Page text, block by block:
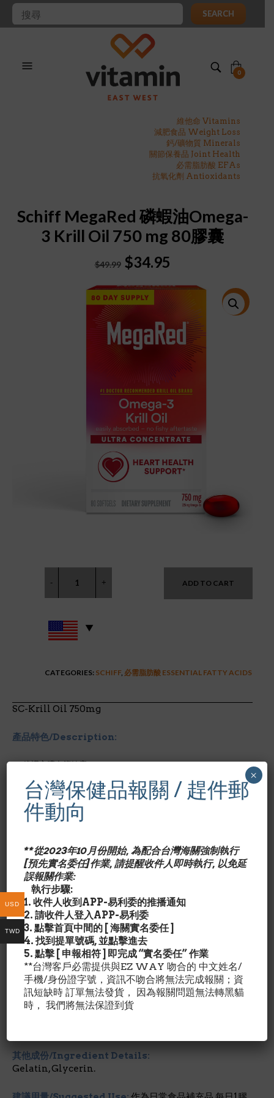
SEARCH
0
維他命 Vitamins
減肥食品 Weight Loss
鈣/礦物質 Minerals
關節保養品 Joint Health
必需脂肪酸 EFAs
抗氧化劑 Antioxidants
Schiff MegaRed 磷蝦油Omega-
3 Krill Oil 750 mg 80膠囊
$49.99 Original
was:
$49.99.
$34.95
is:
$34.95.
特價!
ADD TO CART
CATEGORIES: SCHIFF, 必需脂肪酸 ESSENTIAL FATTY ACIDS
SC-Krill Oil 750mg
產品特色/Description:
維護心臟血管健康
強效抗氧化物
不含魚腥味
100%取自南極磷蝦油， 含豐富Omega－3脂肪酸DHA及
*註：對蝦殼類敏感者，請先經醫療專業人員同意後使用
成份含量/Nutrition Facts:
每1膠囊劑量/占成人每日所需營養%
磷蝦油Krill Oil 750 mg *
Omega-3 Fatty Acids 225 mg *
EPA (eicosapentaenoic acid) + DHA
(docosahexaenoic acid) 180 mg *
Phospholipid Omega-3 390 mg
蝦紅素 Astaxanthin 60mcg*
其他成份/Ingredient Details:
Gelatin, Glycerin.
台灣保健品報關 / 趕件郵
件動向
**從2023年10月份開始, 為配合台灣海關強制執行
[預先實名委任]作業, 請提醒收件人即時執行, 以免延
誤報關作業:
執行步驟:
1. 收件人收到APP-易利委的推播通知
2. 請收件人登入APP-易利委
3. 點擊首頁中間的 [ 海關實名委任 ]
4. 找到提單號碼, 並點擊進去
5. 點擊 [ 申報相符 ] 即完成 “實名委任” 作業
**台灣客戶必需提供與EZ WAY 吻合的 中文姓名/
手機/身份證字號，資訊不吻合將無法完成報關；資
訊短缺時 訂單無法發貨， 因為報關問題無法轉黑貓
時， 我們將無法保證到貨
×
USD
TWD